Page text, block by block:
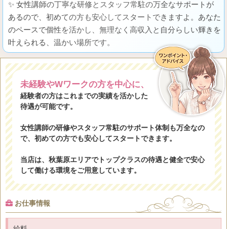
✨ 女性講師の丁寧な研修とスタッフ常駐の万全なサポートが
あるので、初めての方も安心してスタートできますよ。あなた
のペースで個性を活かし、無理なく高収入と自分らしい輝きを
叶えられる、温かい場所です。
未経験やWワークの方を中心に、
経験者の方はこれまでの実績を活かした
待遇が可能です。
女性講師の研修やスタッフ常駐のサポート体制も万全なの
で、初めての方でも安心してスタートできます。
当店は、秋葉原エリアでトップクラスの待遇と健全で安心
して働ける環境をご用意しています。
お仕事情報